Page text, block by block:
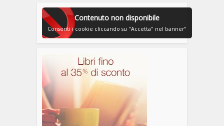
Contenuto non disponibile
Consenti i cookie cliccando su "Accetta" nel banner"